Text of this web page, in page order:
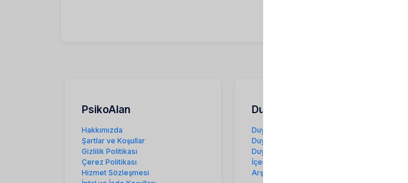
PsikoAlan
Hakkımızda
Şartlar ve Koşullar
Gizlilik Politikası
Çerez Politikası
Hizmet Sözleşmesi
Duyurular
Duyurular
Duyuru Gönder
Duyuru Kuralları
İçerik ve Moderasyon Politikası
Arşiv